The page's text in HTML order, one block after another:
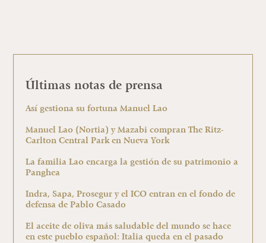
Últimas notas de prensa
Así gestiona su fortuna Manuel Lao
Manuel Lao (Nortia) y Mazabi compran The Ritz-
Carlton Central Park en Nueva York
La familia Lao encarga la gestión de su patrimonio a
Panghea
Indra, Sapa, Prosegur y el ICO entran en el fondo de
defensa de Pablo Casado
El aceite de oliva más saludable del mundo se hace
en este pueblo español: Italia queda en el pasado